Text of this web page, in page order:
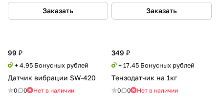
Заказать Заказать
99 ₽
+ 4.95 Бонусных рублей
Датчик вибрации SW-420
0 0 Нет в наличии
349 ₽
+ 17.45 Бонусных рублей
Тензодатчик на 1кг
0 0 Нет в наличии